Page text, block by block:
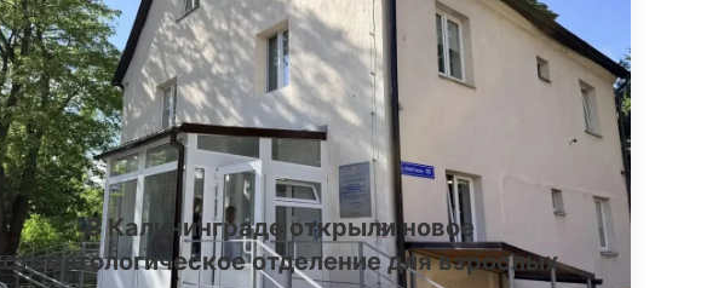
В Калининграде открыли новое
стоматологическое отделение для взрослых